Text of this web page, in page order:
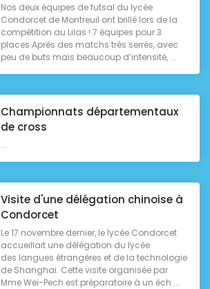
Nos deux équipes de futsal du lycée
Condorcet de Montreuil ont brillé lors de la
compétition au Lilas ! 7 équipes pour 3
places.Après des matchs très serrés, avec
peu de buts mais beaucoup d’intensité, ...
Championnats départementaux
de cross
...
Visite d'une délégation chinoise à
Condorcet
Le 17 novembre dernier, le lycée Condorcet
accueillait une délégation du lycée
des langues étrangères et de la technologie
de Shanghai. Cette visite organisée par
Mme Wei-Pech est préparatoire à un éch ...